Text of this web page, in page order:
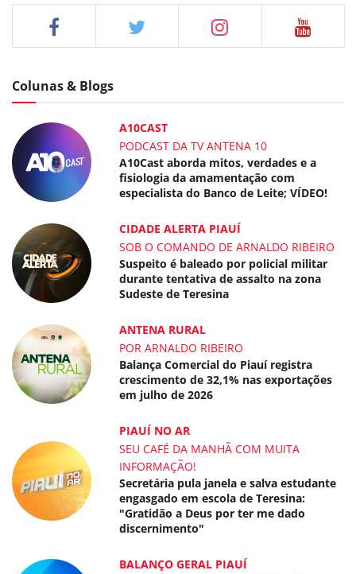
Colunas & Blogs
A10CAST
PODCAST DA TV ANTENA 10
A10Cast aborda mitos, verdades e a
fisiologia da amamentação com
especialista do Banco de Leite; VÍDEO!
CIDADE ALERTA PIAUÍ
SOB O COMANDO DE ARNALDO RIBEIRO
Suspeito é baleado por policial militar
durante tentativa de assalto na zona
Sudeste de Teresina
ANTENA RURAL
POR ARNALDO RIBEIRO
Balança Comercial do Piauí registra
crescimento de 32,1% nas exportações
em julho de 2026
PIAUÍ NO AR
SEU CAFÉ DA MANHÃ COM MUITA
INFORMAÇÃO!
Secretária pula janela e salva estudante
engasgado em escola de Teresina:
"Gratidão a Deus por ter me dado
discernimento"
BALANÇO GERAL PIAUÍ